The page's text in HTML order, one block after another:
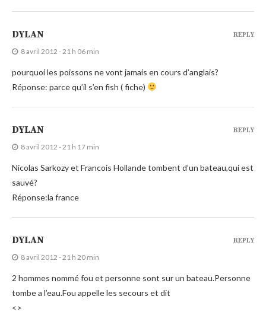
DYLAN
8 avril 2012 - 21 h 06 min
pourquoi les poissons ne vont jamais en cours d’anglais?
Réponse: parce qu’il s’en fish ( fiche)
REPLY
DYLAN
8 avril 2012 - 21 h 17 min
Nicolas Sarkozy et Francois Hollande tombent d’un bateau,qui est
sauvé?
Réponse:la france
REPLY
DYLAN
8 avril 2012 - 21 h 20 min
2 hommes nommé fou et personne sont sur un bateau.Personne
tombe a l’eau.Fou appelle les secours et dit
<>
REPLY